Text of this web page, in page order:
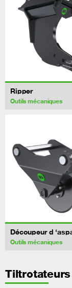
Ripper
Outils mécaniques
Découpeur d
Outils mécaniques
Tiltrotateurs